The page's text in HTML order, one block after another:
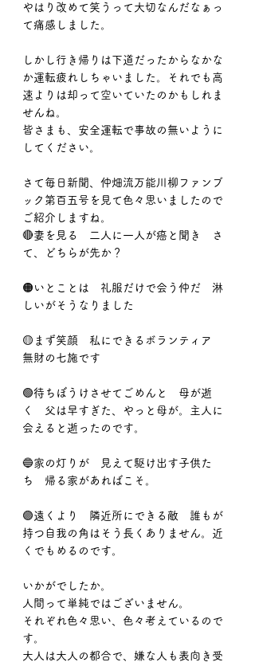
やはり改めて笑うって大切なんだなぁっ
て痛感しました。
しかし行き帰りは下道だったからなかな
か運転疲れしちゃいました。それでも高
速よりは却って空いていたのかもしれま
せんね。
皆さまも、安全運転で事故の無いように
してください。
さて毎日新聞、仲畑流万能川柳ファンブ
ック第百五号を見て色々思いましたので
ご紹介しますね。
🔴妻を見る　二人に一人が癌と聞き　さ
て、どちらが先か？
🟠いとことは　礼服だけで会う仲だ　淋
しいがそうなりました
🟡まず笑顔　私にできるボランティア
無財の七施です
🟢待ちぼうけさせてごめんと　母が逝
く　父は早すぎた、やっと母が。主人に
会えると逝ったのです。
🔵家の灯りが　見えて駆け出す子供た
ち　帰る家があればこそ。
🟣遠くより　隣近所にできる敵　誰もが
持つ自我の角はそう長くありません。近
くでもめるのです。
いかがでしたか。
人間って単純ではございません。
それぞれ色々思い、色々考えているので
す。
大人は大人の都合で、嫌な人も表向き受